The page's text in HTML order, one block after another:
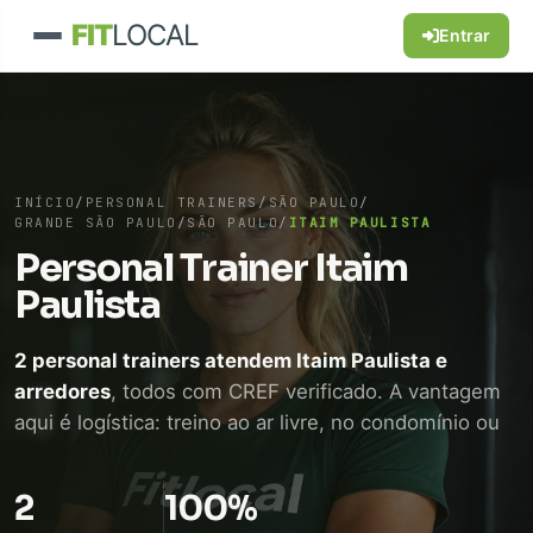
FITLOCAL Entrar
INÍCIO / PERSONAL TRAINERS/SÃO PAULO /
GRANDE SÃO PAULO / SÃO PAULO/ ITAIM PAULISTA
Personal Trainer Itaim
Paulista
2 personal trainers atendem Itaim Paulista e
arredores, todos com CREF verificado. A vantagem
aqui é logística: treino ao ar livre, no condomínio ou
deslocamento. WhatsApp direto, sem intermediário.
2 100%